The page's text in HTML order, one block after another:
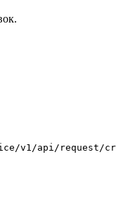
v1/api/